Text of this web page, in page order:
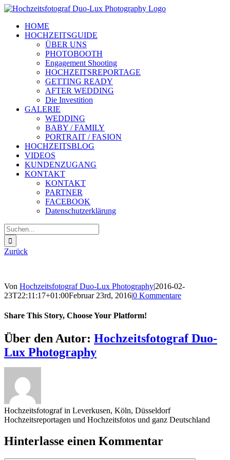
Zum
springenHOME
HOCHZEITSGUIDE
ÜBER UNS
PHOTOBOOTH
Engagement Shooting
HOCHZEITSREPORTAGE
GETTING READY
AFTER WEDDING
Die Investition
GALERIE
WEDDING
BABY / FAMILY
PORTRAIT / FASION
HOCHZEITSBLOG
VIDEOS
KUNDENZUGANG
KONTAKT
KONTAKT
PARTNER
FACEBOOK
Datenschutzerklärung
Suche
nach:
Zurück
Von Hochzeitsfotograf Duo-Lux Photography|2016-02-
23T22:11:17+01:00Februar 23rd, 2016|0 Kommentare
Share This Story, Choose Your Platform!
Sharing_facebook
Sharing_twitter
Sharing_reddit
Über den Autor: Hochzeitsfotograf Duo-
Lux Photography
Hochzeitsfotograf in Leverkusen, Köln, Düsseldorf
Hochzeitsreportagen und Hochzeitsfotos und ganz Deutschland
Hinterlasse einen Kommentar